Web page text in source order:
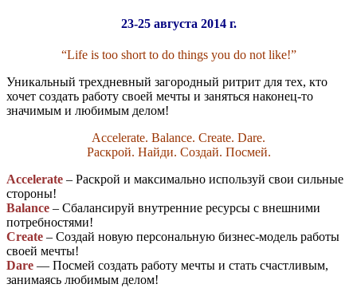
23-25 августа 2014 г.
“Life is too short to do things you do not like!”
Уникальный трехдневный загородный ритрит для тех, кто
хочет создать работу своей мечты и заняться наконец-то
значимым и любимым делом!
Accelerate. Balance. Create. Dare.
Раскрой. Найди. Создай. Посмей.
Accelerate – Раскрой и максимально используй свои сильные
стороны!
Balance – Сбалансируй внутренние ресурсы с внешними
потребностями!
Create – Создай новую персональную бизнес-модель работы
своей мечты!
Dare — Посмей создать работу мечты и стать счастливым,
занимаясь любимым делом!